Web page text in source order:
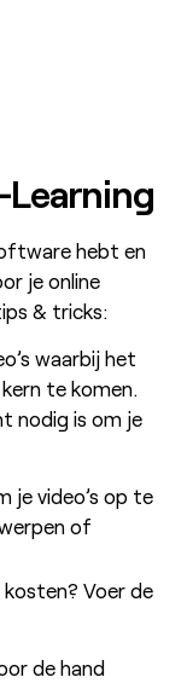
Learning
hebt en
je online
& tricks:
waarbij het
te komen.
nodig is om je
je video’s op te
of
Voer de
de hand